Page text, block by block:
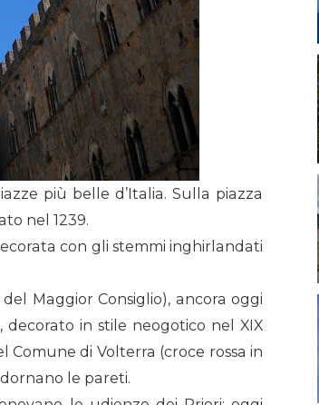
più belle d’Italia. Sulla piazza
nel 1239.
con gli stemmi inghirlandati
del Maggior Consiglio), ancora oggi
decorato in stile neogotico nel XIX
Comune di Volterra (croce rossa in
le pareti.